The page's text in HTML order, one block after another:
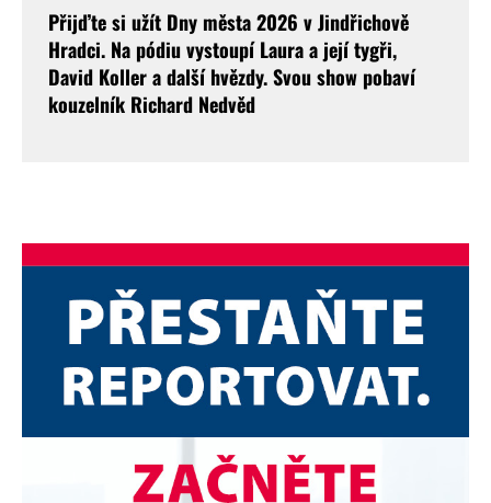
Přijďte si užít Dny města 2026 v Jindřichově
Hradci. Na pódiu vystoupí Laura a její tygři,
David Koller a další hvězdy. Svou show pobaví
kouzelník Richard Nedvěd